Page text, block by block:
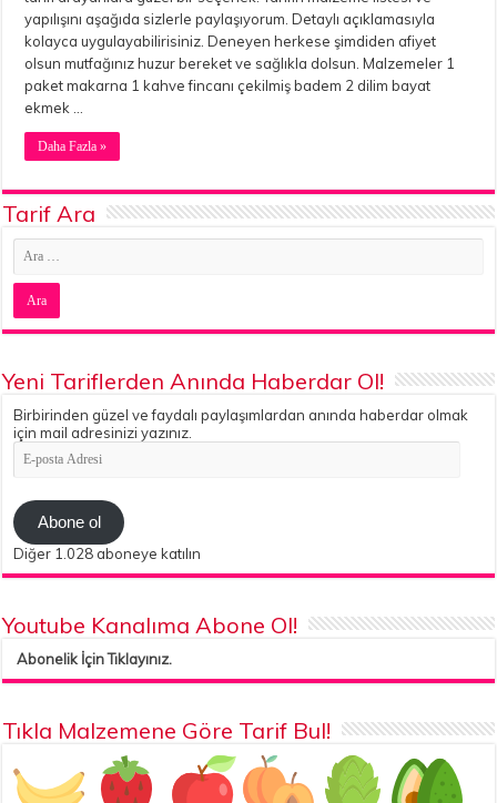
yapılışını aşağıda sizlerle paylaşıyorum. Detaylı açıklamasıyla
kolayca uygulayabilirisiniz. Deneyen herkese şimdiden afiyet
olsun mutfağınız huzur bereket ve sağlıkla dolsun. Malzemeler 1
paket makarna 1 kahve fincanı çekilmiş badem 2 dilim bayat
ekmek …
Daha Fazla »
Tarif Ara
Yeni Tariflerden Anında Haberdar Ol!
Birbirinden güzel ve faydalı paylaşımlardan anında haberdar olmak
için mail adresinizi yazınız.
E-
posta
Abone ol
Diğer 1.028 aboneye katılın
Youtube Kanalıma Abone Ol!
Abonelik İçin Tıklayınız.
Tıkla Malzemene Göre Tarif Bul!